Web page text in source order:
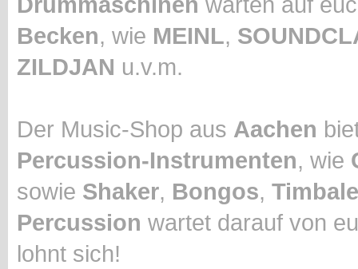
Becken, wie MEINL,
ZILDJAN u.v.m.
Der Music-Shop aus Aachen
Percussion-Instrumenten, wie
sowie Shaker, Bongos,
Percussion wartet darauf von
lohnt sich!